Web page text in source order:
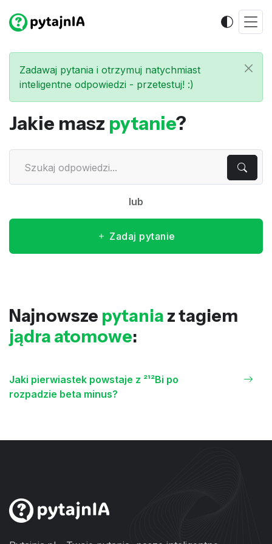
Zadawaj pytania i otrzymuj natychmiast
inteligentne odpowiedzi - przetestuj! :)
Jakie masz pytanie?
lub
Zadaj pytanie
Najnowsze pytania z tagiem
jądra atomowe:
Jaki pierwiastek powstaje z ²¹²Bi po
rozpadzie beta minus?